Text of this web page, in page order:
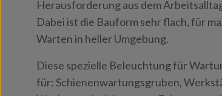
Herausforderung aus dem
Dabei ist die Bauform sehr flach, für
Warten in heller Umgebung.
Diese spezielle Beleuchtung für
für: Schienenwartungsgruben,